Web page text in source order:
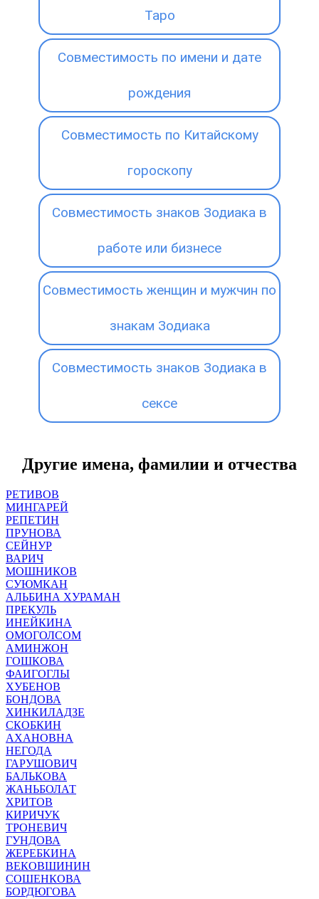
Таро
Совместимость по имени и дате
рождения
Совместимость по Китайскому
гороскопу
Совместимость знаков Зодиака в
работе или бизнесе
Совместимость женщин и мужчин по
знакам Зодиака
Совместимость знаков Зодиака в
сексе
Другие имена, фамилии и отчества
РЕТИВОВ
МИНГАРЕЙ
РЕПЕТИН
ПРУНОВА
СЕЙНУР
ВАРИЧ
МОШНИКОВ
СУЮМКАН
АЛЬБИНА ХУРАМАН
ПРЕКУЛЬ
ИНЕЙКИНА
ОМОГОЛСОМ
АМИНЖОН
ГОШКОВА
ФАИГОГЛЫ
ХУБЕНОВ
БОНДОВА
ХИНКИЛАДЗЕ
СКОБКИН
АХАНОВНА
НЕГОДА
ГАРУШОВИЧ
БАЛЬКОВА
ЖАНЬБОЛАТ
ХРИТОВ
КИРИЧУК
ТРОНЕВИЧ
ГУНДОВА
ЖЕРЕБКИНА
ВЕКОВШИНИН
СОШЕНКОВА
БОРДЮГОВА